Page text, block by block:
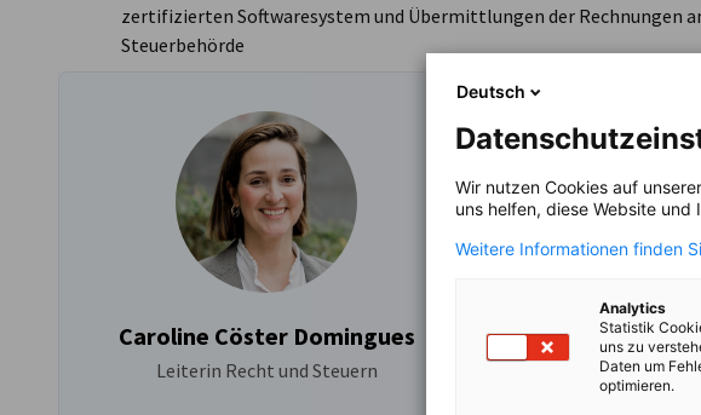
zertifizierten Softwaresystem und Übermittlungen der Rechnungen
Steuerbehörde
Caroline Cöster Domingues
Leiterin Recht und Steuern
Célia
Deutsch
Wir nutzen Cookies auf
uns helfen, diese Website und
Weitere Informationen finden
Analytics
Statistik
uns zu
Daten um
optimieren.